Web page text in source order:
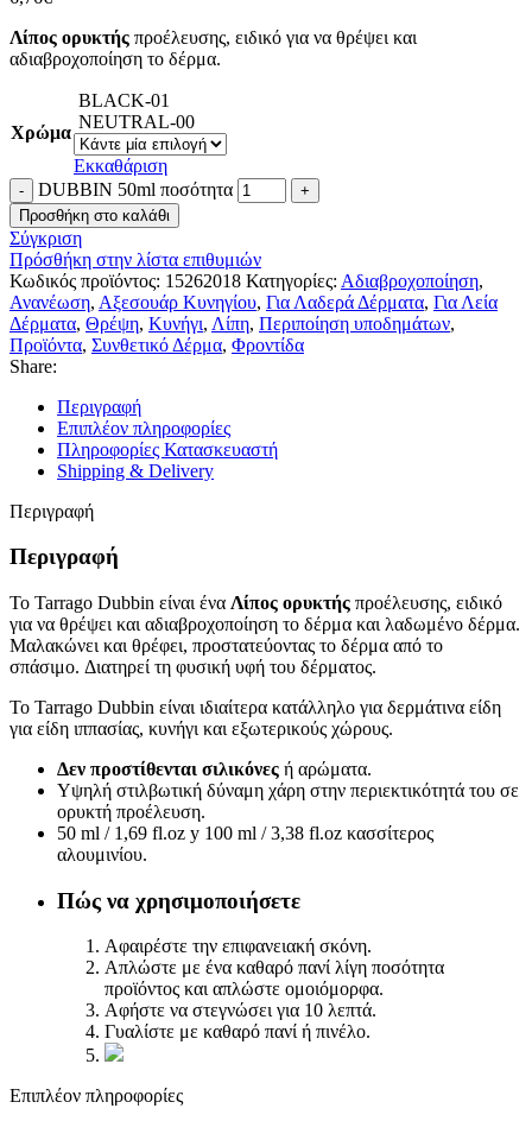
Λίπος ορυκτής προέλευσης, ειδικό για να θρέψει και
αδιαβροχοποίηση το δέρμα.
Χρώμα
BLACK-01
NEUTRAL-00
Εκκαθάριση
DUBBIN 50ml ποσότητα
Προσθήκη στο καλάθι
Σύγκριση
Πρόσθήκη στην λίστα επιθυμιών
Κωδικός προϊόντος: 15262018 Κατηγορίες: Αδιαβροχοποίηση,
Ανανέωση, Αξεσουάρ Κυνηγίου, Για Λαδερά Δέρματα, Για Λεία
Δέρματα, Θρέψη, Κυνήγι, Λίπη, Περιποίηση υποδημάτων,
Προϊόντα, Συνθετικό Δέρμα, Φροντίδα
Share:
Περιγραφή
Επιπλέον πληροφορίες
Πληροφορίες Κατασκευαστή
Shipping & Delivery
Περιγραφή
Περιγραφή
Το Tarrago Dubbin είναι ένα Λίπος ορυκτής προέλευσης, ειδικό
για να θρέψει και αδιαβροχοποίηση το δέρμα και λαδωμένο δέρμα.
Μαλακώνει και θρέφει, προστατεύοντας το δέρμα από το
σπάσιμο. Διατηρεί τη φυσική υφή του δέρματος.
Το Tarrago Dubbin είναι ιδιαίτερα κατάλληλο για δερμάτινα είδη
για είδη ιππασίας, κυνήγι και εξωτερικούς χώρους.
Δεν προστίθενται σιλικόνες ή αρώματα.
Υψηλή στιλβωτική δύναμη χάρη στην περιεκτικότητά του σε
ορυκτή προέλευση.
50 ml / 1,69 fl.oz y 100 ml / 3,38 fl.oz κασσίτερος
αλουμινίου.
Πώς να χρησιμοποιήσετε
Αφαιρέστε την επιφανειακή σκόνη.
Απλώστε με ένα καθαρό πανί λίγη ποσότητα
προϊόντος και απλώστε ομοιόμορφα.
Αφήστε να στεγνώσει για 10 λεπτά.
Γυαλίστε με καθαρό πανί ή πινέλο.
Επιπλέον πληροφορίες